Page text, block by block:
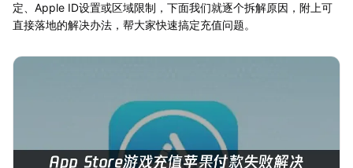
定、Apple ID设置或区域限制，下面我们就逐个拆解原因，附上可
直接落地的解决办法，帮大家快速搞定充值问题。